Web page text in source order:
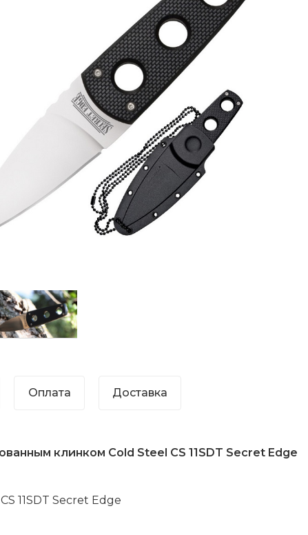
Оплата Доставка
клинком Cold Steel CS 11SDT Secret Edge
11SDT Secret Edge